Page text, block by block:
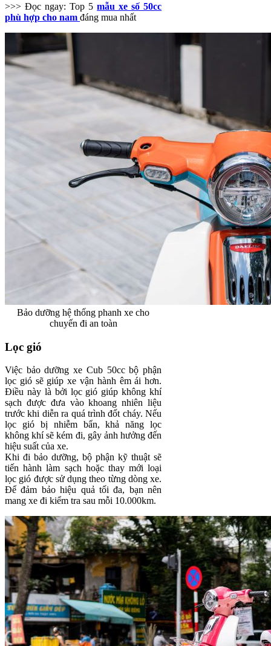
>>> Đọc ngay: Top 5mẫu xe số 50cc
phù hợp cho nam đáng mua nhất
Bảo dưỡng hệ thống phanh xe cho
chuyến đi an toàn
Lọc gió
Việc bảo dưỡng xe Cub 50cc bộ phận
lọc gió sẽ giúp xe vận hành êm ái hơn.
Điều này là bởi lọc gió giúp không khí
sạch được đưa vào khoang nhiên liệu
trước khi diễn ra quá trình đốt cháy. Nếu
lọc gió bị nhiễm bẩn, khả năng lọc
không khí sẽ kém đi, gây ảnh hưởng đến
hiệu suất của xe.
Khi đi bảo dưỡng, bộ phận kỹ thuật sẽ
tiến hành làm sạch hoặc thay mới loại
lọc gió được sử dụng theo từng dòng xe.
Để đảm bảo hiệu quả tối đa, bạn nên
mang xe đi kiểm tra sau mỗi 10.000km.